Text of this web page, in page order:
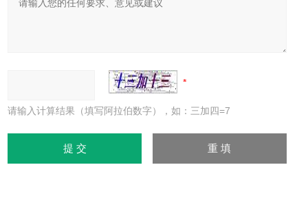
请输入计算结果（填写阿拉伯数字），如：三加四=7